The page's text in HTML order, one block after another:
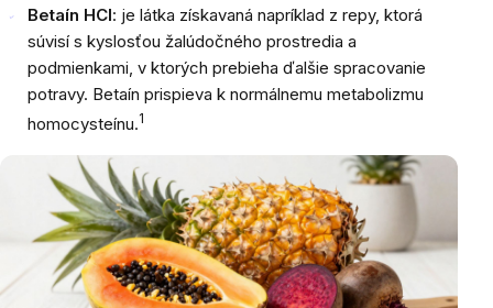
Betaín HCl: je látka získavaná napríklad z repy, ktorá
súvisí s kyslosťou žalúdočného prostredia a
podmienkami, v ktorých prebieha ďalšie spracovanie
potravy. Betaín prispieva k normálnemu metabolizmu
homocysteínu.1